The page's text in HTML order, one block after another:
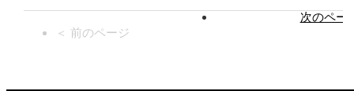
＜ 前のページ
次のペー